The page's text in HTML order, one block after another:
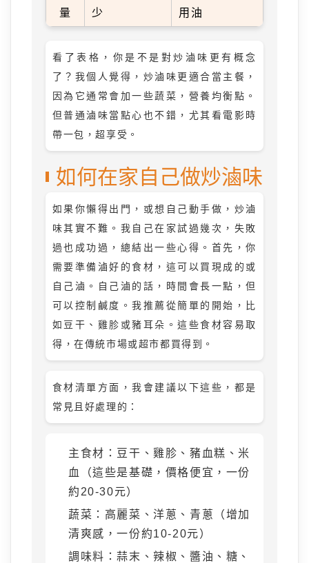
量
少
用油
看了表格，你是不是對炒滷味更有概念
了？我個人覺得，炒滷味更適合當主餐，
因為它通常會加一些蔬菜，營養均衡點。
但普通滷味當點心也不錯，尤其看電影時
帶一包，超享受。
如何在家自己做炒滷味
如果你懶得出門，或想自己動手做，炒滷
味其實不難。我自己在家試過幾次，失敗
過也成功過，總結出一些心得。首先，你
需要準備滷好的食材，這可以買現成的或
自己滷。自己滷的話，時間會長一點，但
可以控制鹹度。我推薦從簡單的開始，比
如豆干、雞胗或豬耳朵。這些食材容易取
得，在傳統市場或超市都買得到。
食材清單方面，我會建議以下這些，都是
常見且好處理的：
主食材：豆干、雞胗、豬血糕、米
血（這些是基礎，價格便宜，一份
約20-30元）
蔬菜：高麗菜、洋蔥、青蔥（增加
清爽感，一份約10-20元）
調味料：蒜末、辣椒、醬油、糖、